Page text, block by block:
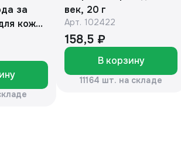
за
кожи
для
век, 20 г
Арт. 102422
158,5 ₽
В корзину
11164 шт. на складе